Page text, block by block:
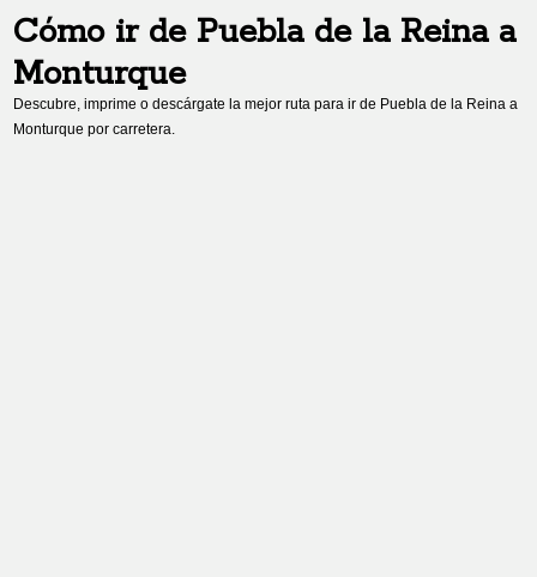
Cómo ir de Puebla de la Reinaa
Monturque
Descubre, imprime o descárgate la mejor ruta para ir de Puebla de la Reina a
Monturque por carretera.